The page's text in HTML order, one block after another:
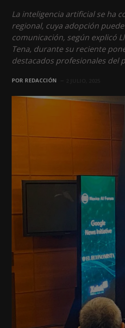
La inteligencia artificial se ha
regional, cuya adopción
comunicación, según explicó
Tena, durante su reciente
destacados profesionales del
POR REDACCIÓN